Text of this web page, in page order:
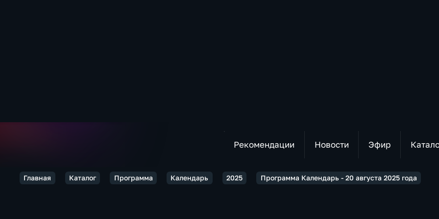
Рекомендации Новости Эфир
Главная Каталог Программа Календарь 2025 Программа Календарь - 20 августа 2025 года